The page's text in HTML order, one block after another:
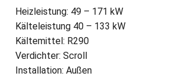
Heizleistung: 49 – 171 kW
Kälteleistung 40 – 133 kW
Kältemittel: R290
Verdichter: Scroll
Installation: Außen